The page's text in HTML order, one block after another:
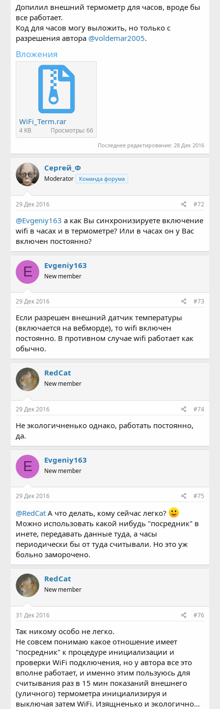
Допилил внешний термометр для часов, вроде бы
все работает.
Код для часов могу выложить, но только с
разрешения автора @voldemar2005.
Вложения
WiFi_Term.rar
4 KB Просмотры: 66
Последнее редактирование: 28 Дек 2016
Сергей_Ф
Moderator Команда форума
29 Дек 2016 #72
@Evgeniy163 а как Вы синхронизируете включение
wifi в часах и в термометре? Или в часах он у Вас
включен постоянно?
E Evgeniy163
New member
29 Дек 2016 #73
Если разрешен внешний датчик температуры
(включается на вебморде), то wifi включен
постоянно. В противном случае wifi работает как
обычно.
RedCat
New member
29 Дек 2016 #74
Не экологичненько однако, работать постоянно,
да.
E Evgeniy163
New member
29 Дек 2016 #75
@RedCat А что делать, кому сейчас легко?
Можно использовать какой нибудь "посредник" в
инете, передавать данные туда, а часы
периодически бы от туда считывали. Но это уж
больно заморочено.
RedCat
New member
31 Дек 2016 #76
Так никому особо не легко.
Не совсем понимаю какое отношение имеет
"посредник" к процедуре инициализации и
проверки WiFi подключения, но у автора все это
вполне работает, и именно этим пользуюсь для
считывания раз в 15 мин показаний внешнего
(уличного) термометра инициализируя и
выключая затем WiFi. Изящненько и экологично...